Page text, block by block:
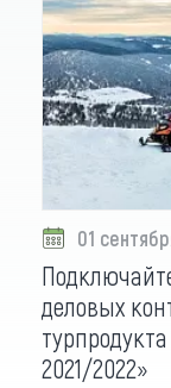
01
деловых
2021/2022»